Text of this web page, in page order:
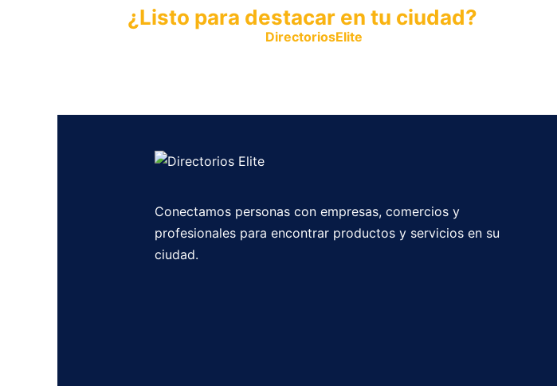
¿Listo para destacar en tu ciudad?
DirectoriosElite
Conectamos personas con empresas, comercios y
profesionales para encontrar productos y servicios en su
ciudad.